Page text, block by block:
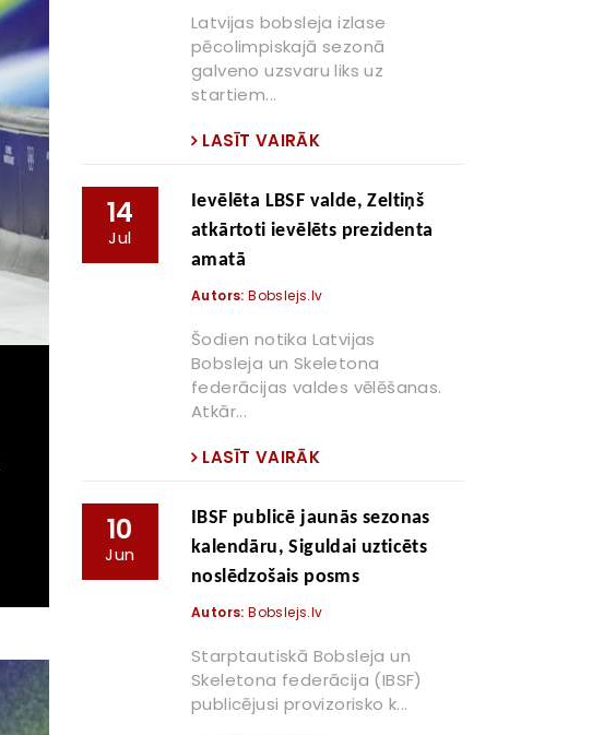
Latvijas bobsleja izlase
pēcolimpiskajā sezonā
galveno uzsvaru liks uz
startiem...
LASĪT VAIRĀK
14
Jul
Ievēlēta LBSF valde, Zeltiņš
atkārtoti ievēlēts prezidenta
amatā
Autors: Bobslejs.lv
Šodien notika Latvijas
Bobsleja un Skeletona
federācijas valdes vēlēšanas.
Atkār...
LASĪT VAIRĀK
10
Jun
IBSF publicē jaunās sezonas
kalendāru, Siguldai uzticēts
noslēdzošais posms
Autors: Bobslejs.lv
Starptautiskā Bobsleja un
Skeletona federācija (IBSF)
publicējusi provizorisko k...